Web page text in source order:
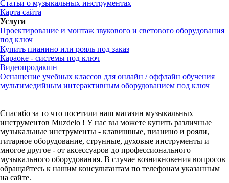
Статьи о музыкальных инструментах
Карта сайта
Услуги
Проектирование и монтаж звукового и светового оборудования
под ключ
Купить пианино или рояль под заказ
Караоке - системы под ключ
Видеопродакшн
Оснащение учебных классов для онлайн / оффлайн обучения
мультимедийным интерактивным оборудованием под ключ
Спасибо за то что посетили наш магазин музыкальных
инструментов Muzdelo ! У нас вы можете купить различные
музыкальные инструменты - клавишные, пианино и рояли,
гитарное оборудование, струнные, духовые инструменты и
многое другое - от аксессуаров до профессионального
музыкального оборудования. В случае возникновения вопросов
обращайтесь к нашим консультантам по телефонам указанным
на сайте.